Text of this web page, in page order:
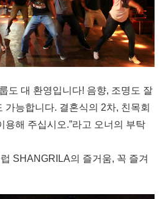
도 대 환영입니다! 음향, 조명도 잘
가능합니다. 결혼식의 2차, 친목회
용해 주십시오.”라고 오너의 부탁
SHANGRILA의 즐거움, 꼭 즐겨